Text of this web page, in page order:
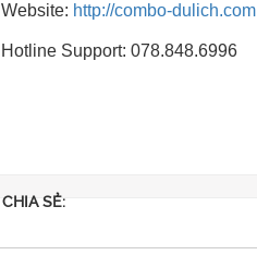
Website: http://combo-dulich.com
Hotline Support: 078.848.6996
CHIA SẺ: